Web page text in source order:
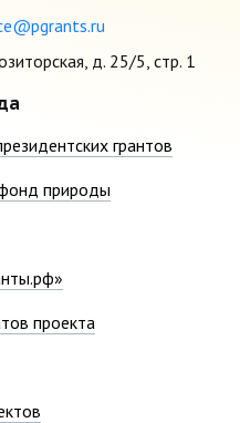
д. 25/5, стр. 1
грантов
природы
проекта